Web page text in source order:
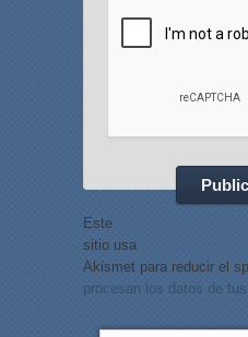
Este
sitio usa
Akismet para reducir el
procesan los datos de